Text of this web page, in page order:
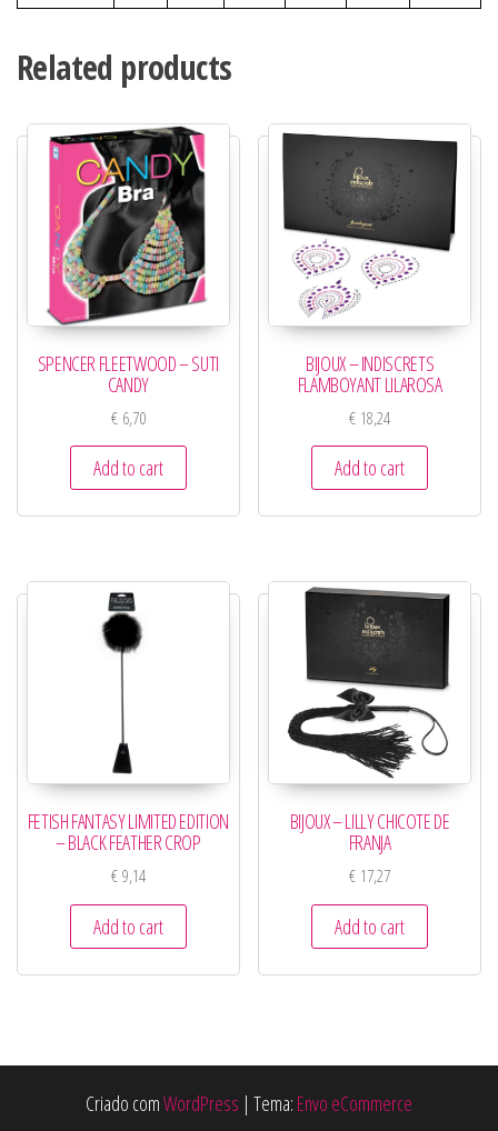
Related products
SPENCER FLEETWOOD – SUTI
CANDY
€6,70
Add to cart
BIJOUX – INDISCRETS
FLAMBOYANT LILAROSA
€ 18,24
Add to cart
FETISH FANTASY LIMITED EDITION
– BLACK FEATHER CROP
€9,14
Add to cart
BIJOUX – LILLY CHICOTE DE
FRANJA
€ 17,27
Add to cart
Criado comWordPress | Tema: Envo eCommerce